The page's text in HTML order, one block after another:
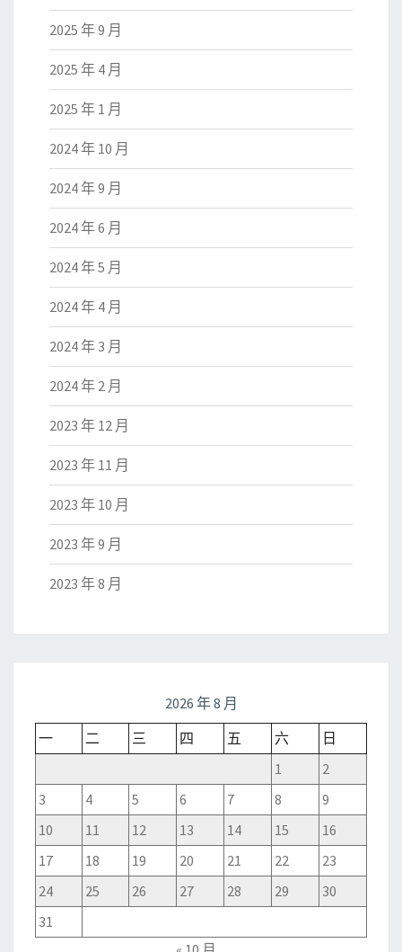
2025 年 9 月
2025 年 4 月
2025 年 1 月
2024 年 10 月
2024 年 9 月
2024 年 6 月
2024 年 5 月
2024 年 4 月
2024 年 3 月
2024 年 2 月
2023 年 12 月
2023 年 11 月
2023 年 10 月
2023 年 9 月
2023 年 8 月
2026 年 8 月
一
二 三 四 五 六
日
1
2
3
4 5 6 7 8
9
10
11 12 13 14 15
16
17
18 19 20 21 22
23
24
25 26 27 28 29
30
31